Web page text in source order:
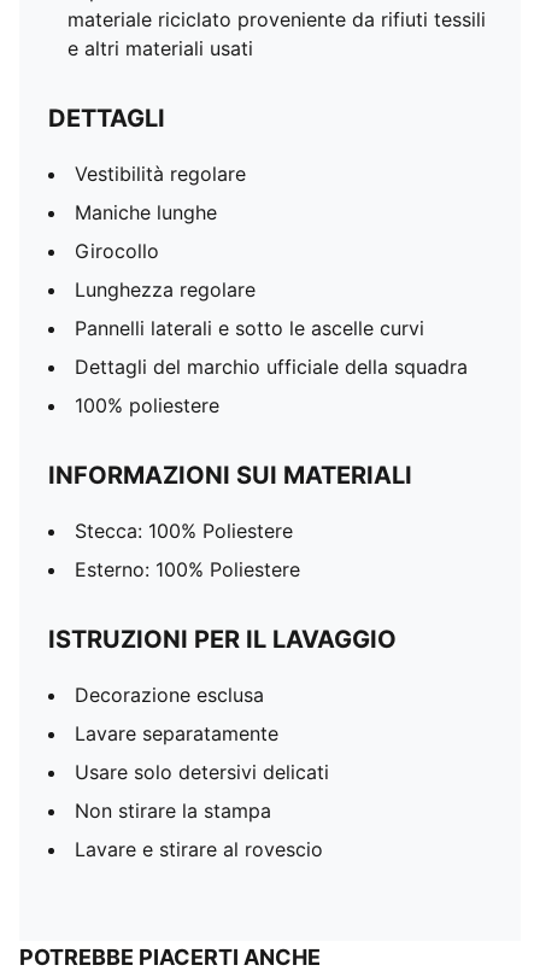
materiale riciclato proveniente da rifiuti tessili
e altri materiali usati
DETTAGLI
Vestibilità regolare
Maniche lunghe
Girocollo
Lunghezza regolare
Pannelli laterali e sotto le ascelle curvi
Dettagli del marchio ufficiale della squadra
100% poliestere
INFORMAZIONI SUI MATERIALI
Stecca: 100% Poliestere
Esterno: 100% Poliestere
ISTRUZIONI PER IL LAVAGGIO
Decorazione esclusa
Lavare separatamente
Usare solo detersivi delicati
Non stirare la stampa
Lavare e stirare al rovescio
POTREBBE PIACERTI ANCHE